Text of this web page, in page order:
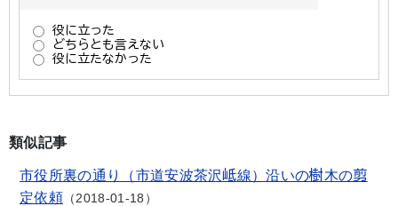
類似記事
市役所裏の通り（市道安波茶沢岻線）沿いの樹木の剪
定依頼
2018-01-18